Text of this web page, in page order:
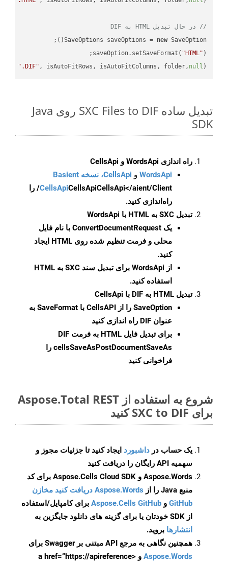
// در حال تبدیل HTML به DIF
SaveOptions saveOptions = new
saveOption.setSaveFormat( "HTML"
".DIF" , isAutoFitRows, isAutoFitColumns, folder, null );
تبدیل ساده SXC Files to DIF روی Java
SDK
راه اندازی WordsApi و CellsApi
WordsApi و CellsApi، نسخه Basient
CellsApiCellsApi
CellsApi</aient/Client/ را
راه‌اندازی کنید.
تبدیل SXC به HTML با WordsApi
یک ConvertDocumentRequest با نام فایل
محلی و فرمت تنظیم شده روی HTML ایجاد
کنید.
از WordsApi برای تبدیل سند SXC به HTML
استفاده کنید.
تبدیل HTML به DIF با CellsApi
SaveOption
را از CellsAPI با SaveFormat به
عنوان DIF راه اندازی کنید
برای تبدیل فایل HTML به فرمت
DIF
cellsSaveAsPostDocumentSaveAs را
فراخوانی کنید
شروع به استفاده از Aspose.Total REST
برای SXC to DIF کنید
یک حساب در داشبورد ایجاد کنید تا جزئیات مجوز و
سهمیه API رایگان را دریافت کنید
Aspose.Words و Aspose.Cells Cloud SDK برای کد
منبع Java را از
Aspose.Words دریافت کنید مخازن
GitHub و Aspose.Cells GitHub برای کامپایل/استفاده
از SDK خودتان یا برای گزینه های دانلود جایگزین به
انتشارها بروید.
همچنین نگاهی به مرجع API مبتنی بر Swagger برای
Aspose.Words
و <a href=“https://apireference